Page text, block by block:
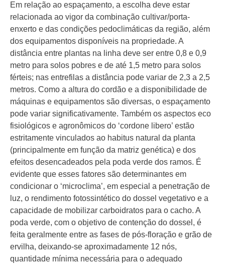
Em relação ao espaçamento, a escolha deve estar
relacionada ao vigor da combinação cultivar/porta-
enxerto e das condições pedoclimáticas da região, além
dos equipamentos disponíveis na propriedade. A
distância entre plantas na linha deve ser entre 0,8 e 0,9
metro para solos pobres e de até 1,5 metro para solos
férteis; nas entrefilas a distância pode variar de 2,3 a 2,5
metros. Como a altura do cordão e a disponibilidade de
máquinas e equipamentos são diversas, o espaçamento
pode variar significativamente. Também os aspectos eco
fisiológicos e agronômicos do ‘cordone libero’ estão
estritamente vinculados ao habitus natural da planta
(principalmente em função da matriz genética) e dos
efeitos desencadeados pela poda verde dos ramos. É
evidente que esses fatores são determinantes em
condicionar o ‘microclima’, em especial a penetração de
luz, o rendimento fotossintético do dossel vegetativo e a
capacidade de mobilizar carboidratos para o cacho. A
poda verde, com o objetivo de contenção do dossel, é
feita geralmente entre as fases de pós-floração e grão de
ervilha, deixando-se aproximadamente 12 nós,
quantidade mínima necessária para o adequado